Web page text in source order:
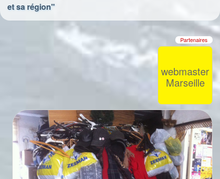
et sa région"
Partenaires
webmaster
Marseille